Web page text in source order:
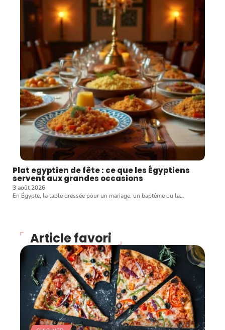
Plat egyptien de fête : ce que les Égyptiens
servent aux grandes occasions
3 août 2026
En Égypte, la table dressée pour un mariage, un baptême ou la…
Article favori